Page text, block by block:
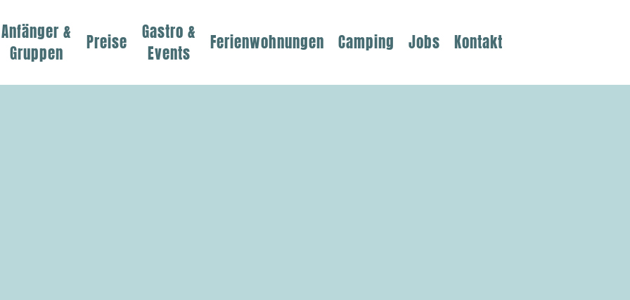
Anfänger &
Gruppen
Preise
Gastro &
Events
Ferienwohnungen Camping Jobs Kontakt